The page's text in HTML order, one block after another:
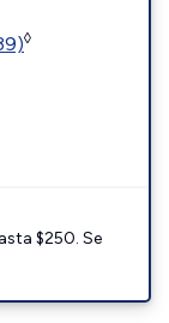
◊
$250. Se